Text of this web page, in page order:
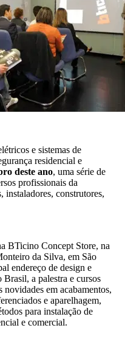
e sistemas de
residencial e
deste ano, uma série de
profissionais da
instaladores, construtores,
BTicino Concept Store, na
da Silva, em São
endereço de design e
Brasil, a palestra e cursos
novidades em acabamentos,
e aparelhagem,
para instalação de
e comercial.